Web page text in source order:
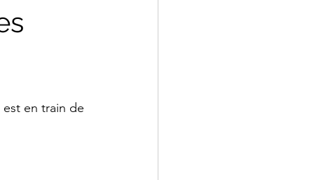
en train de